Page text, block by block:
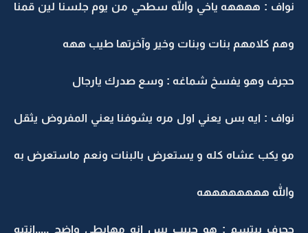
نواف : ههههه ياخي والله سطحي من يوم جلسنا لين قمنا
وهم كلامهم بنات وبنات وخير وآخرتها طيب ههه
حجرف وهو يفسخ شماغه : وسع صدرك يارجال
نواف : ايه بس يعني اول مره يشوفنا يعني المفروض يثقل
مو يكب عشاه كله و يستعرض بالبنات ونعم ماستعرض به
والله ههههههههه
حجرف يبتسم : هو حبيب بس انه مهايطي واضح .....انتبه